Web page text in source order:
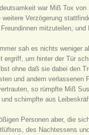
war Miß Tox
weitere Verzögerung
mitzuteilen,
sah es nichts weniger
ergriff, um hinter der Tür
ohne daß sie dabei den
und andern verlassenen
so rümpfte Miß
schimpfte aus
Personen aber, die
des Nachtessens